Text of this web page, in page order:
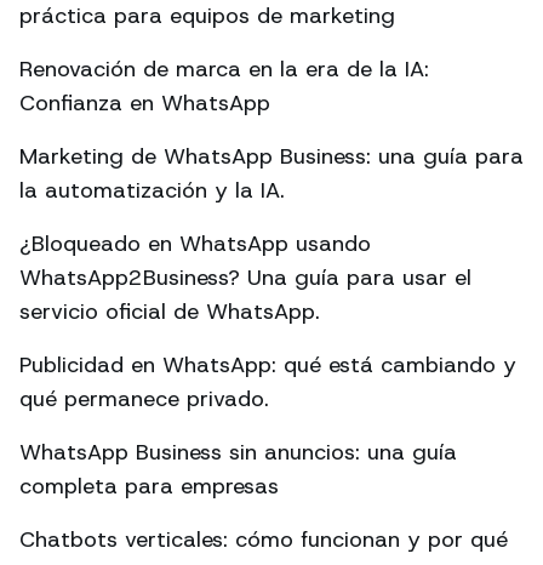
práctica para equipos de marketing
Renovación de marca en la era de la IA:
Confianza en WhatsApp
Marketing de WhatsApp Business: una guía para
la automatización y la IA.
¿Bloqueado en WhatsApp usando
WhatsApp2Business? Una guía para usar el
servicio oficial de WhatsApp.
Publicidad en WhatsApp: qué está cambiando y
qué permanece privado.
WhatsApp Business sin anuncios: una guía
completa para empresas
Chatbots verticales: cómo funcionan y por qué